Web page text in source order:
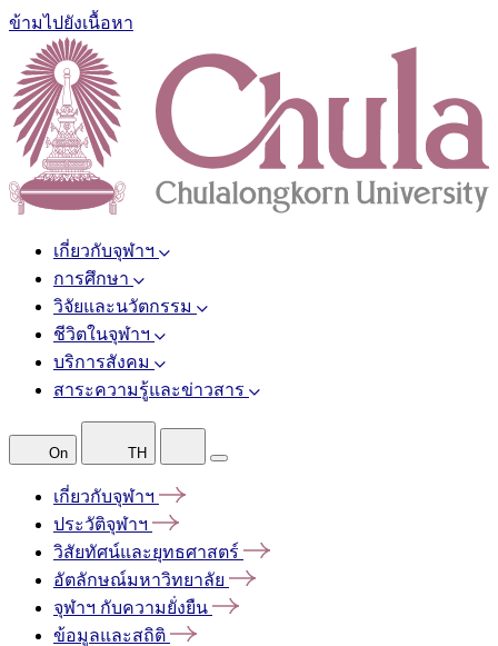
ข้ามไปยังเนื้อหา
เกี่ยวกับจุฬาฯ
การศึกษา
วิจัยและนวัตกรรม
ชีวิตในจุฬาฯ
บริการสังคม
สาระความรู้และข่าวสาร
On TH
เกี่ยวกับจุฬาฯ
ประวัติจุฬาฯ
วิสัยทัศน์และยุทธศาสตร์
อัตลักษณ์มหาวิทยาลัย
จุฬาฯ กับความยั่งยืน
ข้อมูลและสถิติ